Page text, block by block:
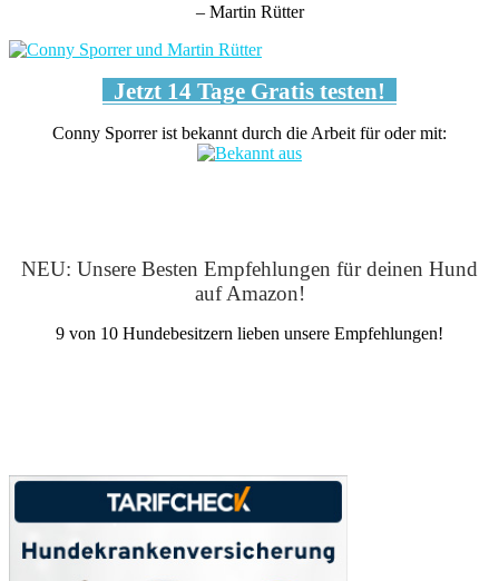
– Martin Rütter
Jetzt 14 Tage Gratis testen!
Conny Sporrer ist bekannt durch die Arbeit für oder mit:
NEU: Unsere Besten Empfehlungen für deinen Hund
auf Amazon!
9 von 10 Hundebesitzern lieben unsere Empfehlungen!